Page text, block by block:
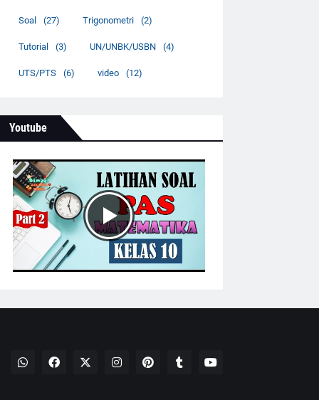
Soal (27) Trigonometri (2)
Tutorial (3) UN/UNBK/USBN (4)
UTS/PTS (6) video (12)
Youtube